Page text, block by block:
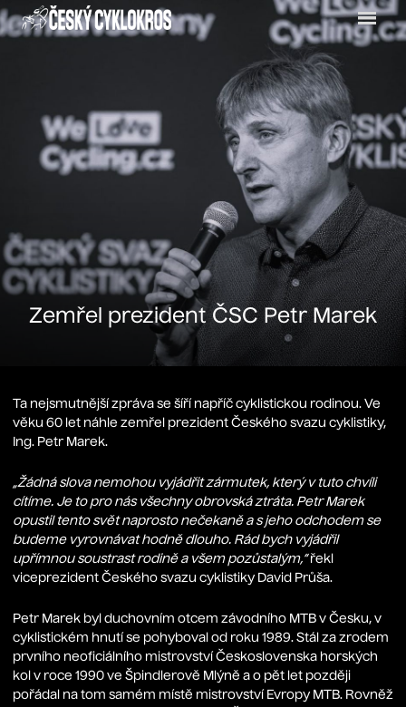
Menu
Zemřel prezident ČSC Petr Marek
Ta nejsmutnější zpráva se šíří napříč cyklistickou rodinou. Ve
věku 60 let náhle zemřel prezident Českého svazu cyklistiky,
Ing. Petr Marek.
„Žádná slova nemohou vyjádřit zármutek, který v tuto chvíli
cítíme. Je to pro nás všechny obrovská ztráta. Petr Marek
opustil tento svět naprosto nečekaně a s jeho odchodem se
budeme vyrovnávat hodně dlouho. Rád bych vyjádřil
upřímnou soustrast rodině a všem pozůstalým,“řekl
viceprezident Českého svazu cyklistiky David Průša.
Petr Marek byl duchovním otcem závodního MTB v Česku, v
cyklistickém hnutí se pohyboval od roku 1989. Stál za zrodem
prvního neoficiálního mistrovství Československa horských
kol v roce 1990 ve Špindlerově Mlýně a o pět let později
pořádal na tom samém místě mistrovství Evropy MTB. Rovněž